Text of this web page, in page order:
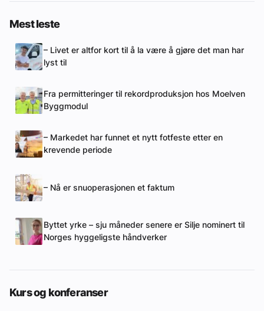
Mest leste
– Livet er altfor kort til å la være å gjøre det man har
lyst til
Fra permitteringer til rekordproduksjon hos Moelven
Byggmodul
– Markedet har funnet et nytt fotfeste etter en
krevende periode
– Nå er snuoperasjonen et faktum
Byttet yrke – sju måneder senere er Silje nominert til
Norges hyggeligste håndverker
Kurs og konferanser